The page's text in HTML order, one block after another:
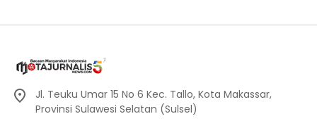
Jl. Teuku Umar 15 No 6 Kec. Tallo, Kota Makassar,
Provinsi Sulawesi Selatan (Sulsel)